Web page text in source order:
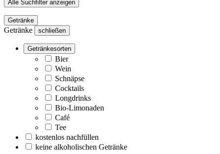
Alle Suchfilter anzeigen
Getränke
Getränke schließen
Getränkesorten
Bier
Wein
Schnäpse
Cocktails
Longdrinks
Bio-Limonaden
Café
Tee
kostenlos nachfüllen
keine alkoholischen Getränke